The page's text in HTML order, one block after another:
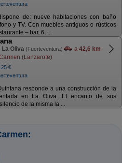
de: nueve habitaciones con baño
y TV. Con muebles antiguos o rústicos
– bar, 6. ...
La Oliva (Fuerteventura) a 42,6 km
(Lanzarote)
25 €
responde a una construcción de la
en La Oliva. El encanto de sus
de la misma la ...